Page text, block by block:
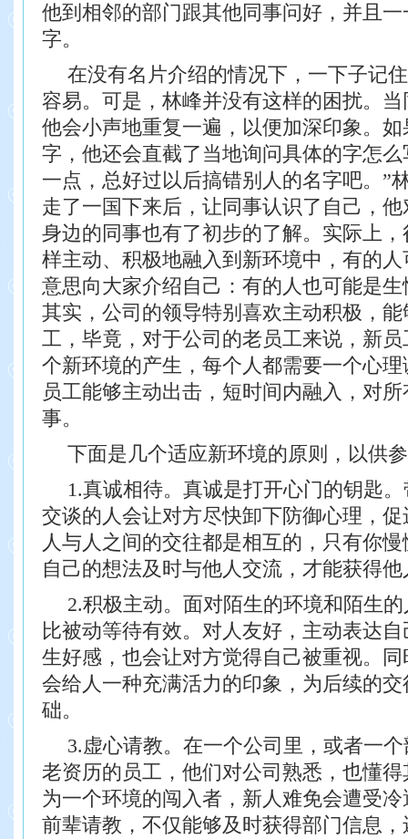
他到相邻的部门跟其他同事问好，并且
字。
在没有名片介绍的情况下，一下子记
容易。可是，林峰并没有这样的困扰。
他会小声地重复一遍，以便加深印象。
字，他还会直截了当地询问具体的字怎
一点，总好过以后搞错别人的名字吧。”
走了一国下来后，让同事认识了自己，
身边的同事也有了初步的了解。 实际上
样主动、积极地融入到新环境中，有的
意思向大家介绍自己：有的人也可能是
其实，公司的领导特别喜欢主动积极，
工，毕竟，对于公司的老员工来说，新
个新环境的产生，每个人都需要一个心
员工能够主动出击，短时间内融入，对
事。
下面是几个适应新环境的原则，以供
1.真诚相待。真诚是打开心门的钥匙
交谈的人会让对方尽快卸下防御心理，
人与人之间的交往都是相互的，只有你
自己的想法及时与他人交流，才能获得
2.积极主动。面对陌生的环境和陌生
比被动等待有效。对人友好，主动表达
生好感，也会让对方觉得自己被重视。
会给人一种充满活力的印象，为后续的
础。
3.虚心请教。在一个公司里，或者一
老资历的员工，他们对公司熟悉，也懂
为一个环境的闯入者，新人难免会遭受
前辈请教，不仅能够及时获得部门信息